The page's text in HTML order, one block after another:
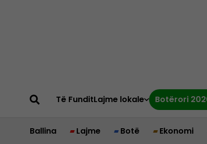
Të FunditLajme lokale Botërori
Ballina Lajme Botë Ekonomi